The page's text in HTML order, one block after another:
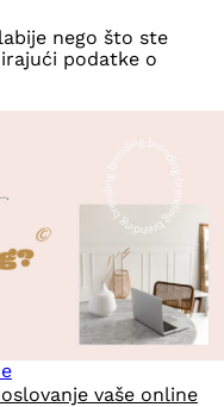
nego što ste
podatke o
vaše online